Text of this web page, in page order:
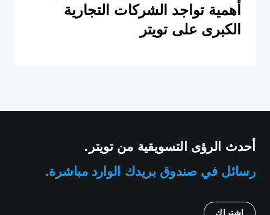
أهمية تواجد الشركات التجارية
الكبرى على تويتر
أحدث الرؤى التسويقية من تويتر.
رسائل في صندوق بريدك الوارد مباشرة.
اشتراك